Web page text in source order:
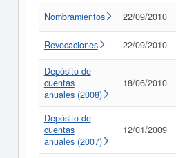
Nombramientos 22/09/2010
Revocaciones 22/09/2010
Depósito de
cuentas
anuales (2008)
18/06/2010
Depósito de
cuentas
anuales (2007)
12/01/2009